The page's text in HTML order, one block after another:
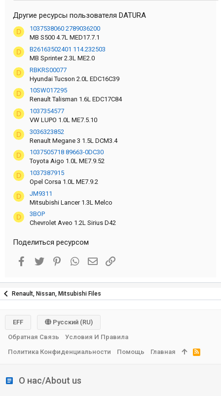
Другие ресурсы пользователя DATURA
D
1037538060 2789036200
MB S500 4.7L MED17.7.1
D
B26163502401 114.232503
MB Sprinter 2.3L ME2.0
D
RBKRS00077
Hyundai Tucson 2.0L EDC16C39
D
10SW017295
Renault Talisman 1.6L EDC17C84
D
1037354577
VW LUPO 1.0L ME7.5.10
D
3036323852
Renault Megane 3 1.5L DCM3.4
D
1037505718 89663-0DC30
Toyota Aigo 1.0L ME7.9.52
D
1037387915
Opel Corsa 1.0L ME7.9.2
D
JM9311
Mitsubishi Lancer 1.3L Melco
D
3BOP
Chevrolet Aveo 1.2L Sirius D42
Поделиться ресурсом
Facebook
Twitter PinterestWhatsAppЭлектронная почта
Ссылка
Renault, Nissan, Mitsubishi Files
О нас/About us
EFF
Русский (RU)
Обратная Связь
Условия И Правила
Политика Конфиденциальности
Помощь Главная
R